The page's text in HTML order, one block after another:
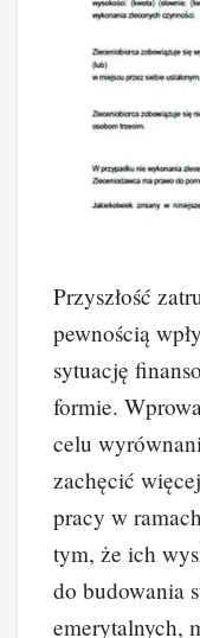
Przyszłość
pewnością
sytuację
formie.
celu
zachęcić
pracy w
tym, że ich
do budowania
emerytalnych,